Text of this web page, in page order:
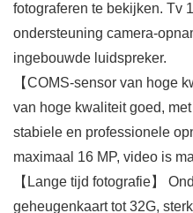
fotograferen te bekijken. Tv
ondersteuning camera-
ingebouwde luidspreker.
【COMS-sensor van hoge
van hoge kwaliteit goed,
stabiele en professionele
maximaal 16 MP, video is
【Lange tijd fotografie】
geheugenkaart tot 32G,